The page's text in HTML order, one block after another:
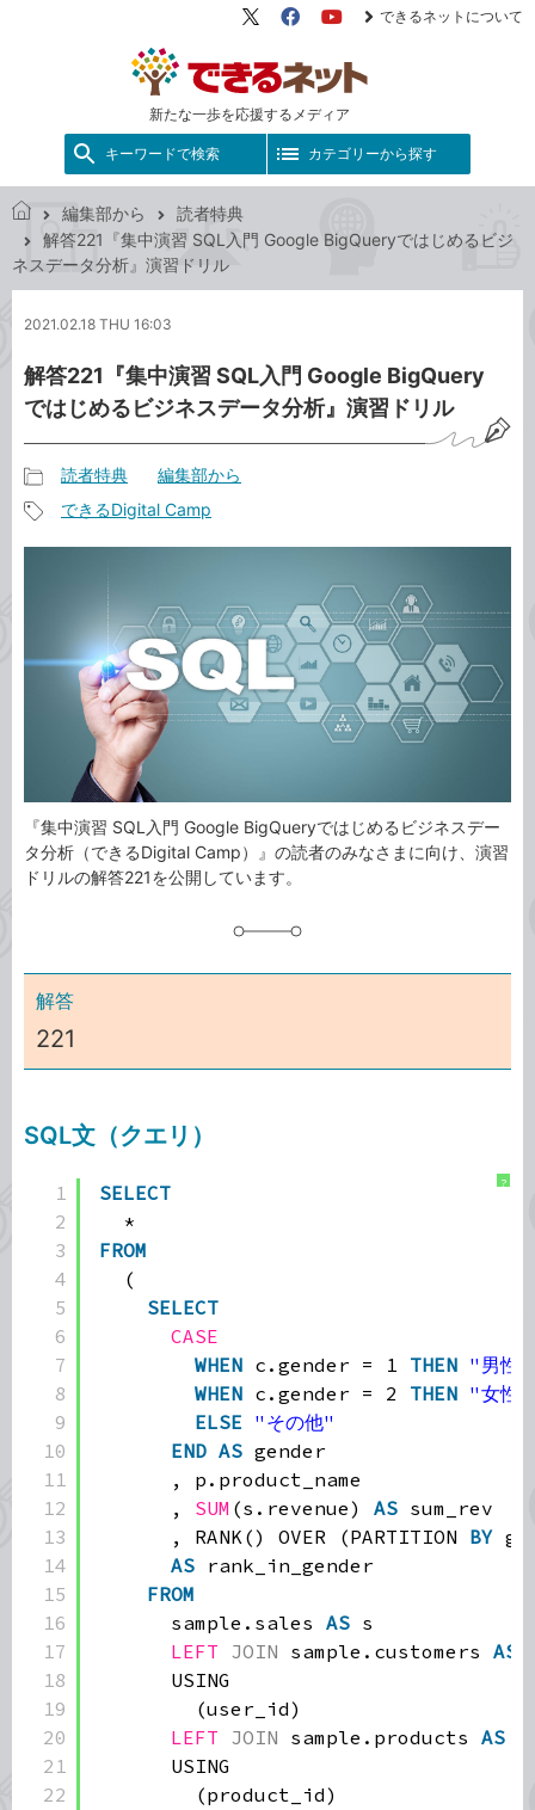
新たな一歩を応援するメディア
X（旧
FacebookYouTube
できるネットについて
キーワードで検索 カテゴリーから探す
で
き
ッ
編集部から
読者特典
解答221『集中演習 SQL入門 Google BigQueryではじめるビジ
ネスデータ分析』演習ドリル
2021.02.18 THU 16:03
解答221『集中演習 SQL入門 Google BigQuery
ではじめるビジネスデータ分析』演習ドリル
事
カ
読者特典 編集部から
できるDigital Camp
『集中演習 SQL入門 Google BigQueryではじめるビジネスデー
タ分析（できるDigital Camp）』の読者のみなさまに向け、演習
ドリルの解答221を公開しています。
解答
221
SQL文（クエリ）
?
1
2
3
4
5
6
7
8
9
10
11
12
13
14
15
16
17
18
19
20
21
22
SELECT
*
FROM
(
SELECT
CASE
WHEN c.gender = 1 THEN "男性"
WHEN c.gender = 2 THEN "女性"
ELSE "その他"
END AS gender
, p.product_name
, SUM (s.revenue) AS sum_rev
, RANK() OVER (PARTITION BY
AS rank_in_gender
FROM
sample.sales AS s
LEFT JOIN sample.customers AS
USING
(user_id)
LEFT JOIN sample.products AS
USING
(product_id)